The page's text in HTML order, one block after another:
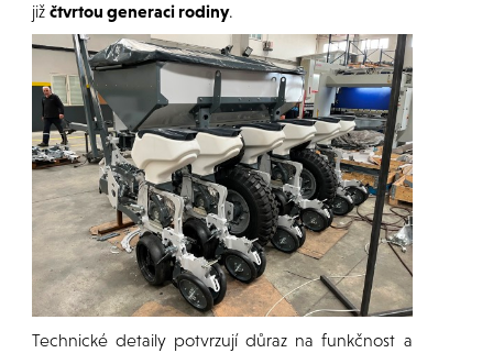
již čtvrtou generaci rodiny.
Technické detaily potvrzují důraz na funkčnost a